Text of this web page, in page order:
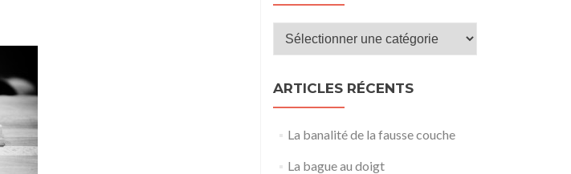
Catégories
ARTICLES RÉCENTS
La banalité de la fausse couche
La bague au doigt